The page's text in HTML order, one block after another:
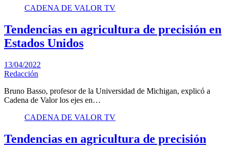
CADENA DE VALOR TV
Tendencias en agricultura de precisión en
Estados Unidos
13/04/2022
Redacción
Bruno Basso, profesor de la Universidad de Michigan, explicó a
Cadena de Valor los ejes en…
CADENA DE VALOR TV
Tendencias en agricultura de precisión